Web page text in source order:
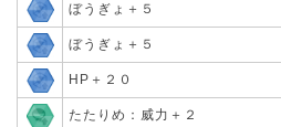
ぼうぎょ＋５
ぼうぎょ＋５
HP＋２０
たたりめ：威力＋２